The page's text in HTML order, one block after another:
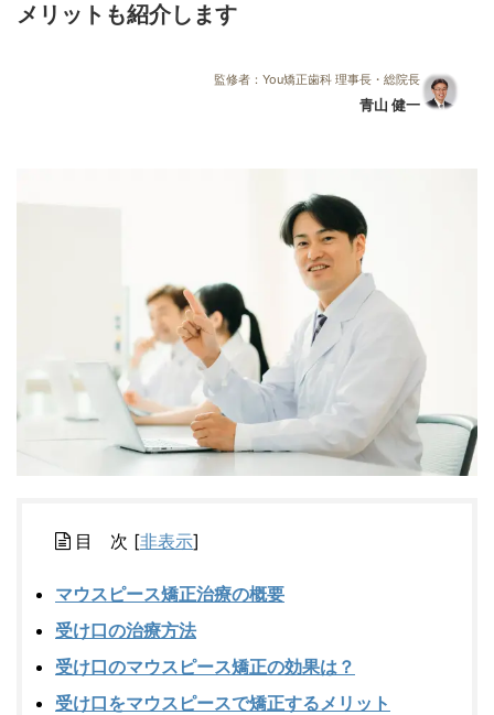
メリットも紹介します
監修者：You矯正歯科 理事長・総院長
青山 健一
目 次 [非表示]
マウスピース矯正治療の概要
受け口の治療方法
受け口のマウスピース矯正の効果は？
受け口をマウスピースで矯正するメリット